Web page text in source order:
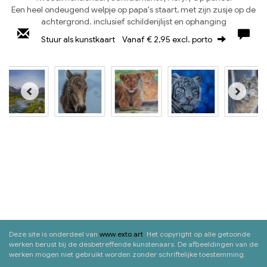
Een heel ondeugend welpje op papa's staart, met zijn zusje op de
achtergrond. inclusief schilderijlijst en ophanging
Stuur als kunstkaart Vanaf € 2,95 excl. porto
Deze site is onderdeel van www.exto.art. Het copyright op alle getoonde
werken berust bij de desbetreffende kunstenaars. De afbeeldingen van de
werken mogen niet gebruikt worden zonder schriftelijke toestemming.